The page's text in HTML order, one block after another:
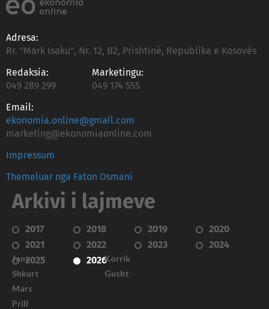
Adresa:
Rr. "Mark Isaku", Nr. 12, B2, Prishtinë, Republika e Kosovës
Redaksia:
049 289 299
Marketingu:
049 174 555
Email:
ekonomia.online@gmail.com
marketing@ekonomiaonline.com
Impressum
Themeluar nga Faton Osmani
Arkivi i lajmeve
2017 2018 2019
2020
2021
2022 2023
2024
2025
2026
Janar
Shkurt
Mars
Prill
Korrik
Gusht